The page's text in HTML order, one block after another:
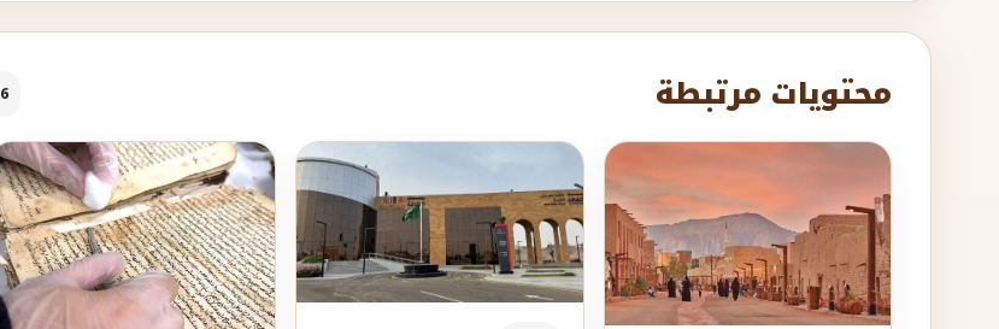
محتويات مرتبطة 6